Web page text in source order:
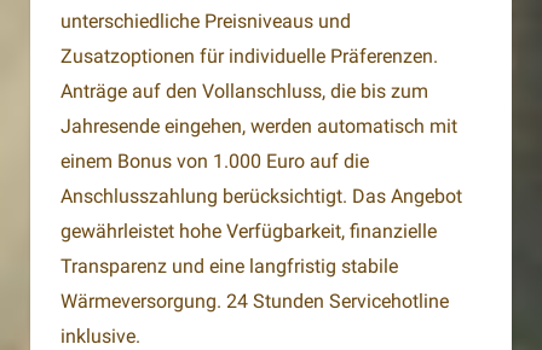
unterschiedliche Preisniveaus und
Zusatzoptionen für individuelle Präferenzen.
Anträge auf den Vollanschluss, die bis zum
Jahresende eingehen, werden automatisch mit
einem Bonus von 1.000 Euro auf die
Anschlusszahlung berücksichtigt. Das Angebot
gewährleistet hohe Verfügbarkeit, finanzielle
Transparenz und eine langfristig stabile
Wärmeversorgung. 24 Stunden Servicehotline
inklusive.